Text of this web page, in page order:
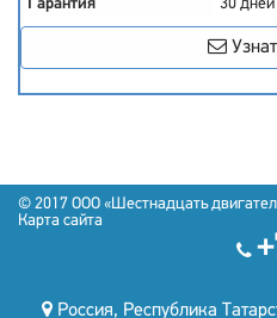
Гарантия
30 дней
© 2017 OOO «Шестнадцать
Карта сайта
Россия, Республика